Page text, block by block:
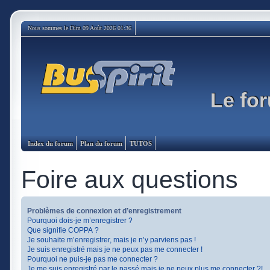
Nous sommes le Dim 09 Août 2026 01:36
Le
Index du forum Plan du forum TUTOS
Foire aux questions
Problèmes de connexion et d’enregistrement
Pourquoi dois-je m’enregistrer ?
Que signifie COPPA ?
Je souhaite m’enregistrer, mais je n’y parviens pas !
Je suis enregistré mais je ne peux pas me connecter !
Pourquoi ne puis-je pas me connecter ?